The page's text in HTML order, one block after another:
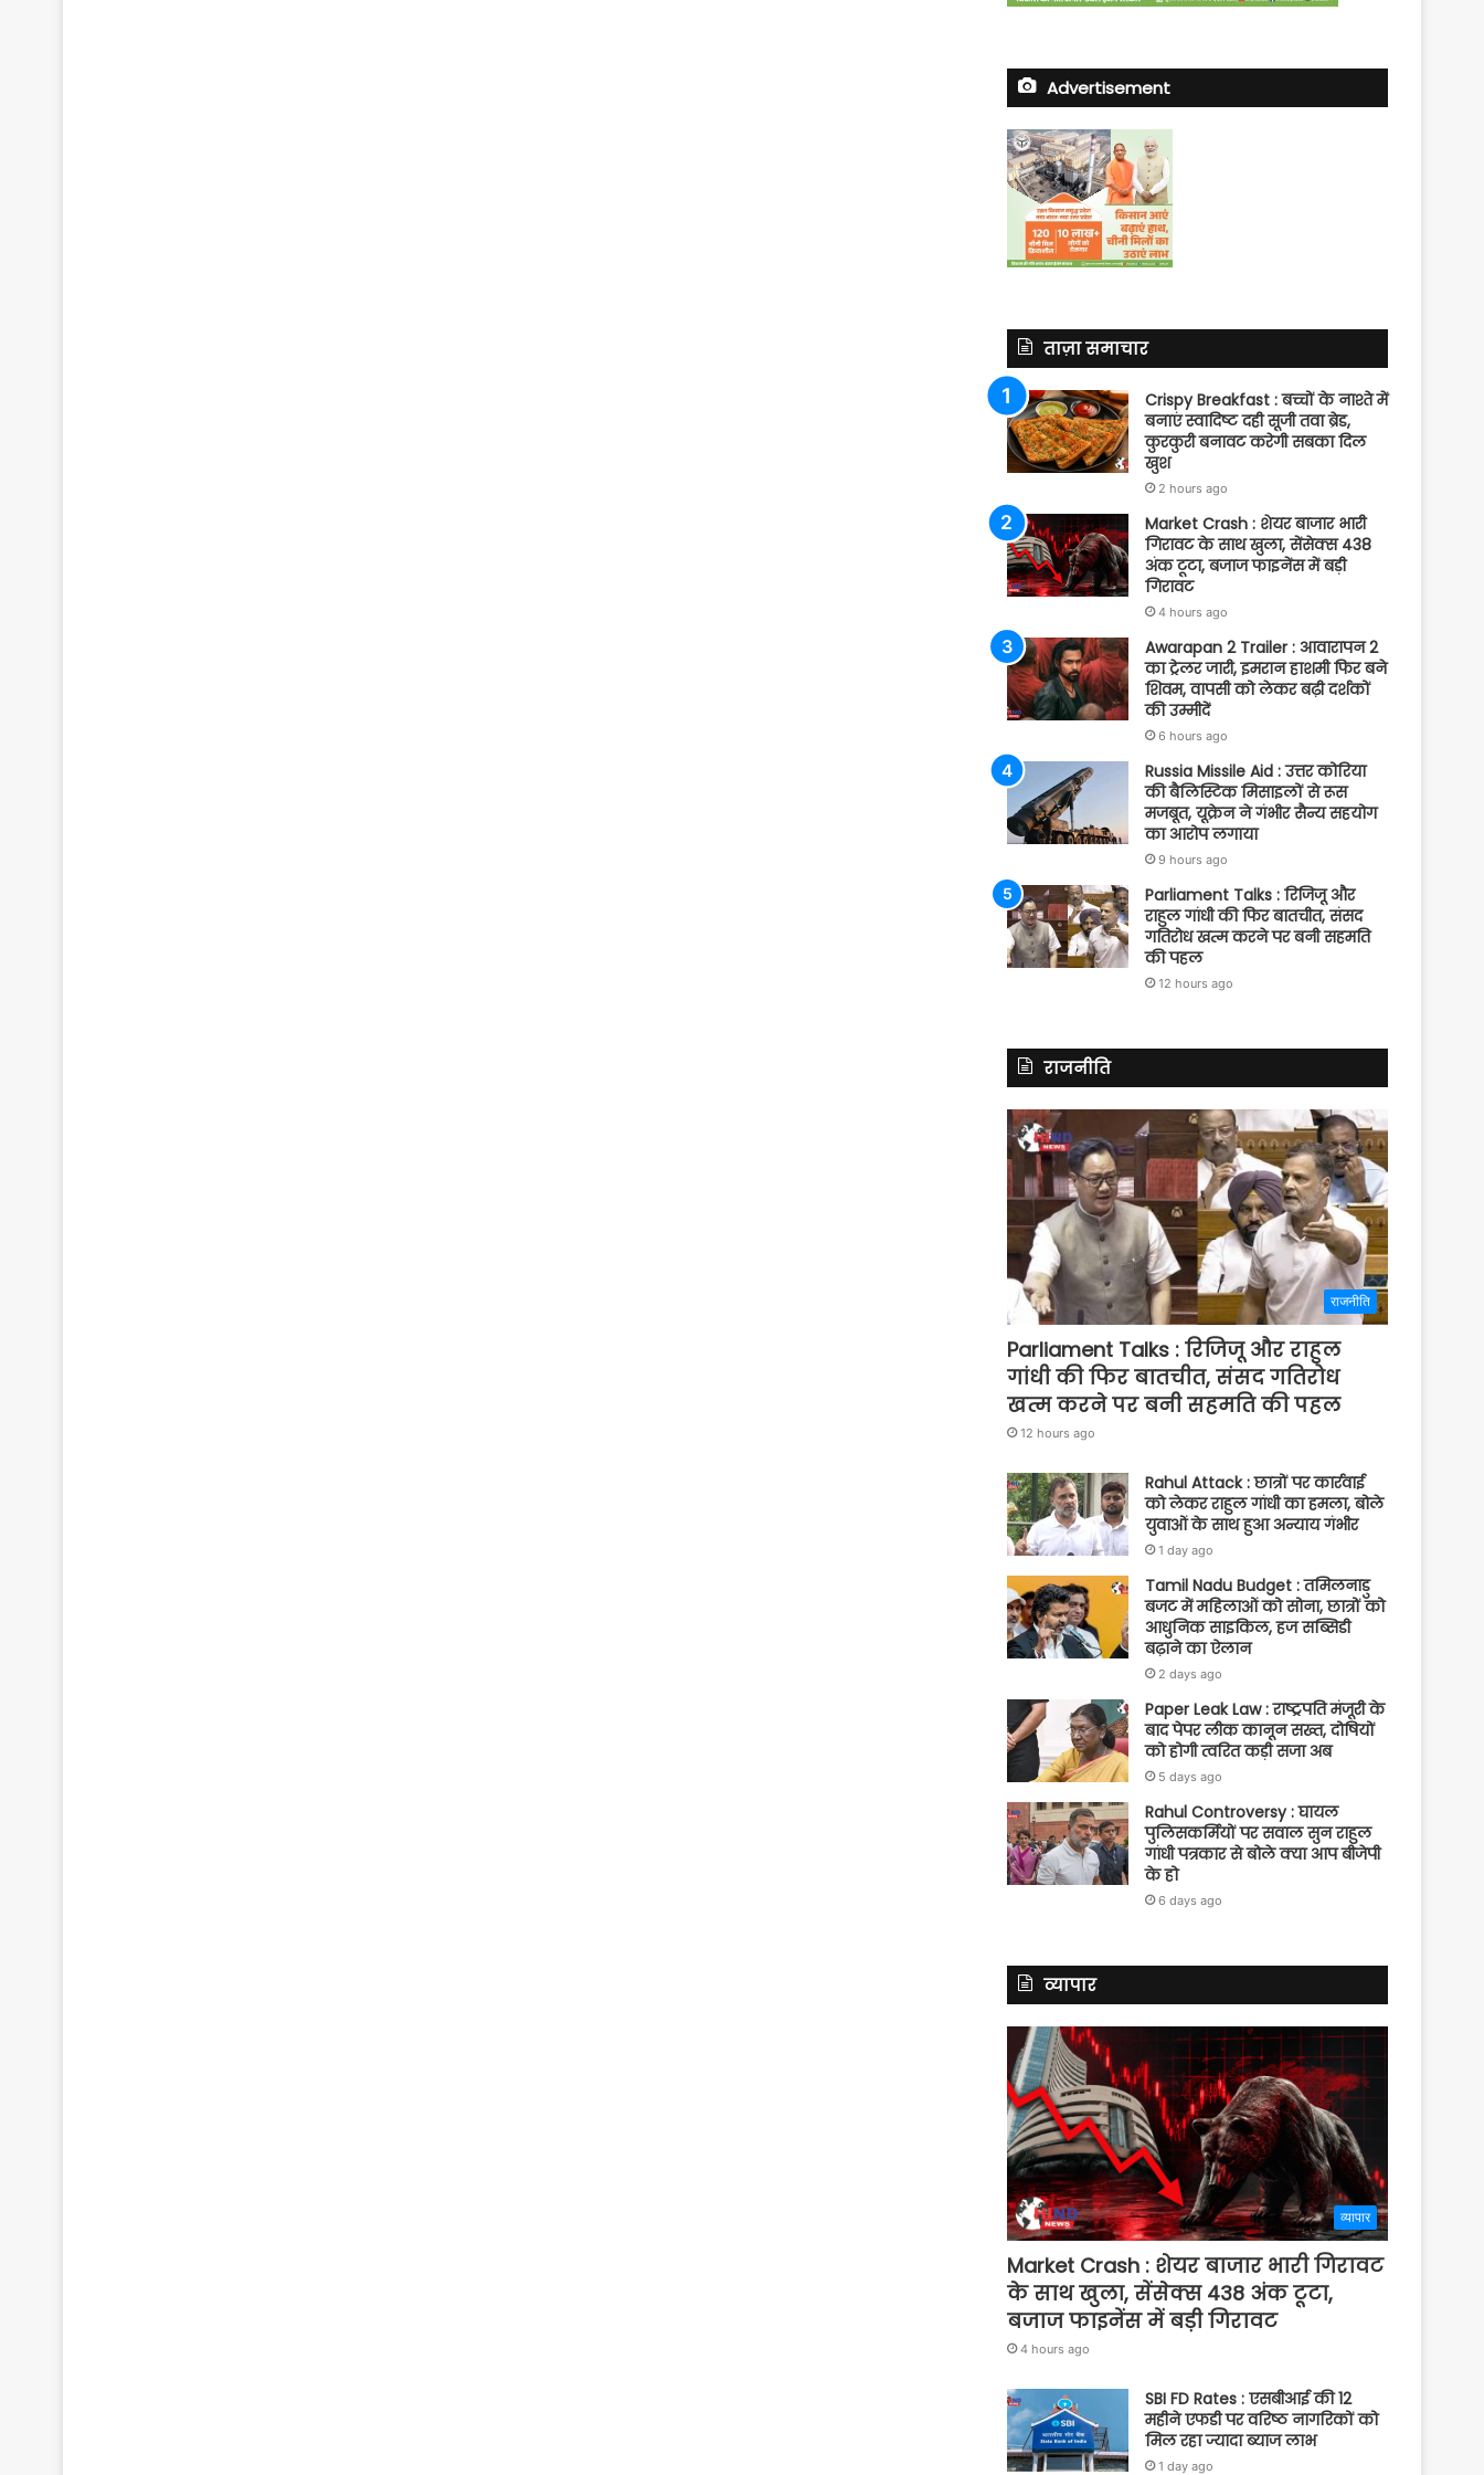
Advertisement
ताज़ा समाचार
Crispy Breakfast : बच्चों के नाश्ते में
बनाएं स्वादिष्ट दही सूजी तवा ब्रेड,
कुरकुरी बनावट करेगी सबका दिल
खुश
2 hours ago
Market Crash : शेयर बाजार भारी
गिरावट के साथ खुला, सेंसेक्स 438
अंक टूटा, बजाज फाइनेंस में बड़ी
गिरावट
4 hours ago
Awarapan 2 Trailer : आवारापन 2
का ट्रेलर जारी, इमरान हाशमी फिर बने
शिवम, वापसी को लेकर बढ़ी दर्शकों
की उम्मीदें
6 hours ago
Russia Missile Aid : उत्तर कोरिया
की बैलिस्टिक मिसाइलों से रूस
मजबूत, यूक्रेन ने गंभीर सैन्य सहयोग
का आरोप लगाया
9 hours ago
Parliament Talks : रिजिजू और
राहुल गांधी की फिर बातचीत, संसद
गतिरोध खत्म करने पर बनी सहमति
की पहल
12 hours ago
राजनीति
राजनीति
Parliament Talks : रिजिजू और राहुल
गांधी की फिर बातचीत, संसद गतिरोध
खत्म करने पर बनी सहमति की पहल
12 hours ago
Rahul Attack : छात्रों पर कार्रवाई
को लेकर राहुल गांधी का हमला, बोले
युवाओं के साथ हुआ अन्याय गंभीर
1 day ago
Tamil Nadu Budget : तमिलनाडु
बजट में महिलाओं को सोना, छात्रों को
आधुनिक साइकिल, हज सब्सिडी
बढ़ाने का ऐलान
2 days ago
Paper Leak Law : राष्ट्रपति मंजूरी के
बाद पेपर लीक कानून सख्त, दोषियों
को होगी त्वरित कड़ी सजा अब
5 days ago
Rahul Controversy : घायल
पुलिसकर्मियों पर सवाल सुन राहुल
गांधी पत्रकार से बोले क्या आप बीजेपी
के हो
6 days ago
व्यापार
व्यापार
Market Crash : शेयर बाजार भारी गिरावट
के साथ खुला, सेंसेक्स 438 अंक टूटा,
बजाज फाइनेंस में बड़ी गिरावट
4 hours ago
SBI FD Rates : एसबीआई की 12
महीने एफडी पर वरिष्ठ नागरिकों को
मिल रहा ज्यादा ब्याज लाभ
1 day ago